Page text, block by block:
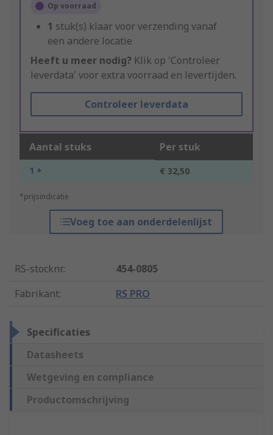
Op voorraad
1 stuk(s) klaar voor verzending vanaf
een andere locatie
Heeft u meer nodig? Klik op 'Controleer
leverdata' voor extra voorraad en levertijden.
Controleer leverdata
Aantal stuks Per stuk
1 + € 32,50
*prijsindicatie
Voeg toe aan onderdelenlijst
RS-stocknr.:
454-0805
Fabrikant: RS PRO
Specificaties
Datasheets
Wetgeving en compliance
Productomschrijving